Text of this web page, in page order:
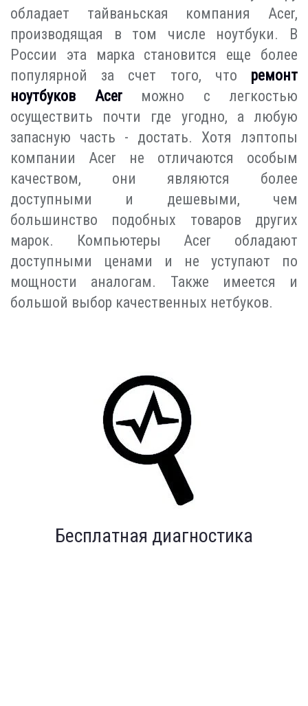
обладает тайваньская компания Acer,
производящая в том числе ноутбуки. В
России эта марка становится еще более
популярной за счет того, что ремонт
ноутбуков Acerможно с легкостью
осуществить почти где угодно, а любую
запасную часть - достать. Хотя лэптопы
компании Acer не отличаются особым
качеством, они являются более
доступными и дешевыми, чем
большинство подобных товаров других
марок. Компьютеры Acer обладают
доступными ценами и не уступают по
мощности аналогам. Также имеется и
большой выбор качественных нетбуков.
Бесплатная диагностика